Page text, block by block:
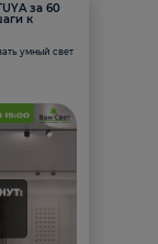
за 60
к
умный свет